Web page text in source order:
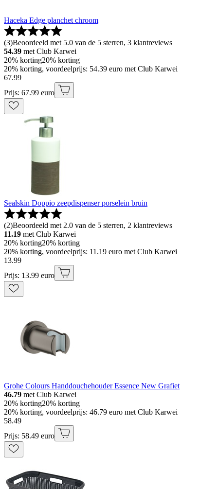
Haceka Edge planchet chroom
(3)Beoordeeld met 5.0 van de 5 sterren, 3 klantreviews
54.39 met Club Karwei
20% korting20% korting
20% korting, voordeelprijs: 54.39 euro met Club Karwei
67.99
Prijs: 67.99 euro
Sealskin Doppio zeepdispenser porselein bruin
(2)Beoordeeld met 2.0 van de 5 sterren, 2 klantreviews
11.19 met Club Karwei
20% korting20% korting
20% korting, voordeelprijs: 11.19 euro met Club Karwei
13.99
Prijs: 13.99 euro
Grohe Colours Handdouchehouder Essence New Grafiet
46.79 met Club Karwei
20% korting20% korting
20% korting, voordeelprijs: 46.79 euro met Club Karwei
58.49
Prijs: 58.49 euro